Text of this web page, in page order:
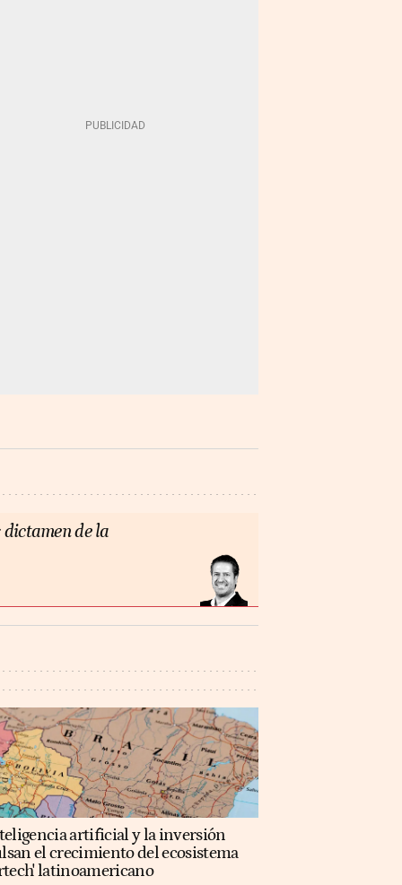
de la
artificial y la inversión
el crecimiento del ecosistema
latinoamericano